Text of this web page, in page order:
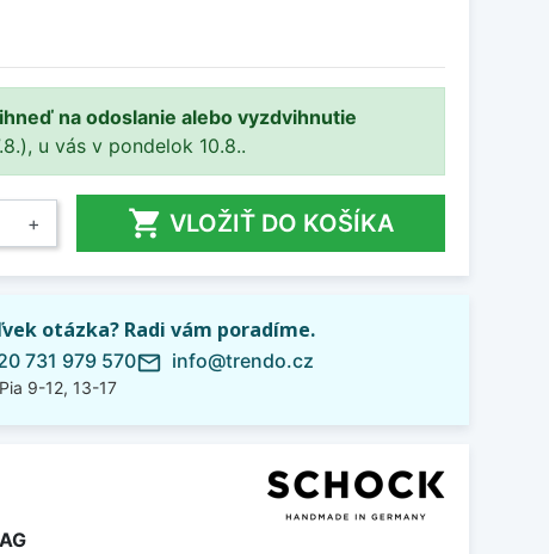
na odoslanie alebo vyzdvihnutie
u vás v pondelok 10.8..
+  VLOŽIŤ DO KOŠÍKA
otázka? Radi vám poradíme.
731 979 570
9-12, 13-17
mail_outline info@trendo.cz